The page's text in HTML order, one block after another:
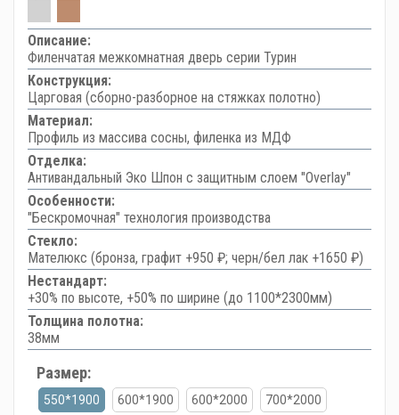
Описание:
Филенчатая межкомнатная дверь серии Турин
Конструкция:
Царговая (сборно-разборное на стяжках полотно)
Материал:
Профиль из массива сосны, филенка из МДФ
Отделка:
Антивандальный Эко Шпон с защитным слоем "Overlay"
Особенности:
"Бескромочная" технология производства
Стекло:
Мателюкс (бронза, графит +950 ₽; черн/бел лак +1650 ₽)
Нестандарт:
+30% по высоте, +50% по ширине (до 1100*2300мм)
Толщина полотна:
38мм
Размер:
550*1900 600*1900 600*2000 700*2000